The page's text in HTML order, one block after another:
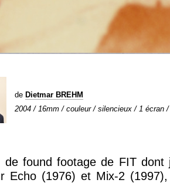
de Dietmar BREHM
2004 / 16mm / couleur / silencieux / 1 écran /
de found footage de FIT
Echo (1976) et Mix-2